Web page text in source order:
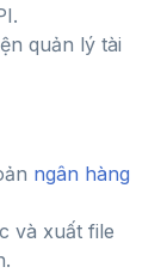
quản lý tài
ngân hàng
và xuất file